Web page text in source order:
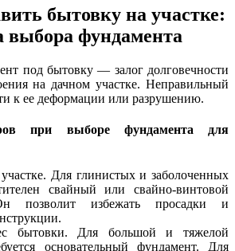
бытовку на участке:
выбора фундамента
под бытовку — залог долговечности
на дачном участке. Неправильный
к ее деформации или разрушению.
при выборе фундамента для
Для глинистых и заболоченных
свайный или свайно-винтовой
позволит избежать просадки и
бытовки. Для большой и тяжелой
основательный фундамент. Для